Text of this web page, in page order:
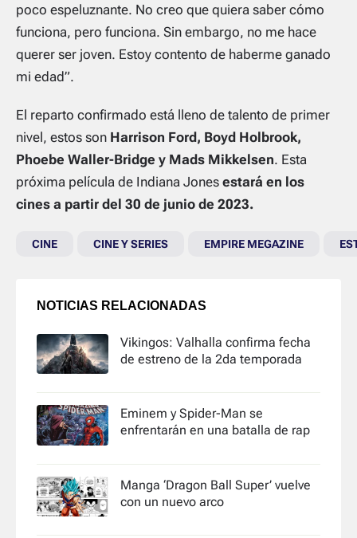
poco espeluznante. No creo que quiera saber cómo
funciona, pero funciona. Sin embargo, no me hace
querer ser joven. Estoy contento de haberme ganado
mi edad”.
El reparto confirmado está lleno de talento de primer
nivel, estos son Harrison Ford, Boyd Holbrook,
Phoebe Waller-Bridge y Mads Mikkelsen. Esta
próxima película de Indiana Jones estará en los
cines a partir del 30 de junio de 2023.
CINE CINE Y SERIES EMPIRE MEGAZINE
NOTICIAS RELACIONADAS
Vikingos: Valhalla confirma fecha
de estreno de la 2da temporada
Eminem y Spider-Man se
enfrentarán en una batalla de rap
Manga ‘Dragon Ball Super’ vuelve
con un nuevo arco